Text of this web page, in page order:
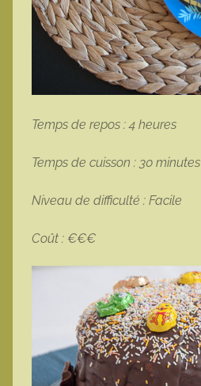
Temps de repos : 4 heures
Temps de cuisson : 30 minutes
Niveau de difficulté : Facile
Coût : €€€